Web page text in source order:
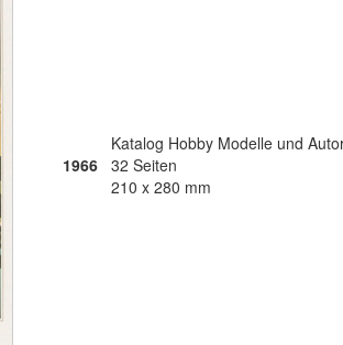
1966
Katalog Hobby Modelle und
32 Seiten
210 x 280 mm